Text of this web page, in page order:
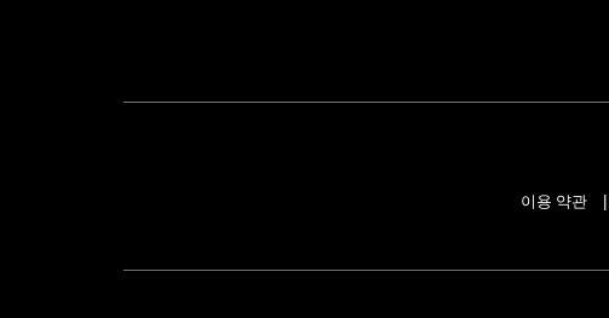
이용 약관